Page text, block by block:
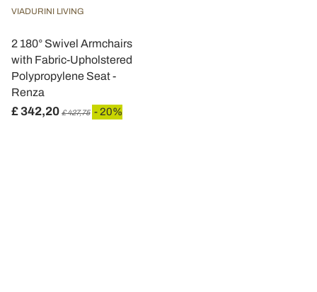
VIADURINI LIVING
2 180° Swivel Armchairs
with Fabric-Upholstered
Polypropylene Seat -
Renza
£ 342,20 £ 427,75 - 20%